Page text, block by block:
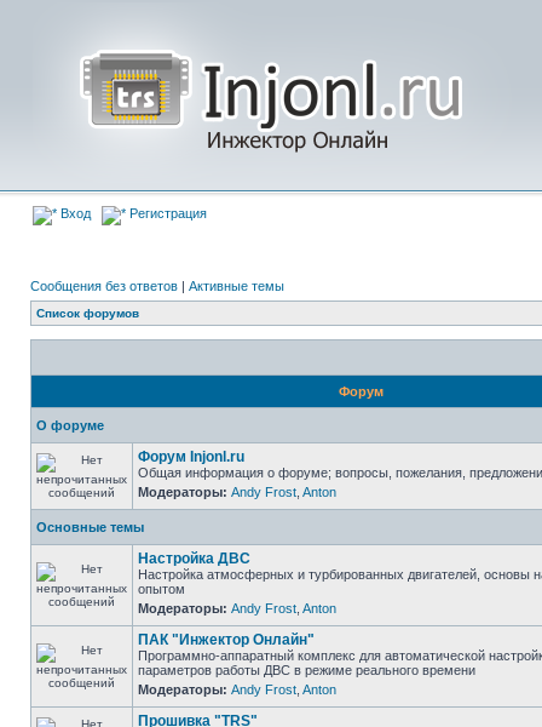
Вход Регистрация
Сообщения без ответов | Активные темы
Список форумов
Форум
О форуме
Форум Injonl.ru
Общая информация о форуме; вопросы, пожелания,
Модераторы: Andy Frost Anton
Основные темы
Настройка ДВС
Настройка атмосферных и турбированных двигателей, основы
опытом
Модераторы: Andy Frost Anton
ПАК "Инжектор Онлайн"
Программно-аппаратный комплекс для автоматической
параметров работы ДВС в режиме реального времени
Модераторы: Andy Frost Anton
Прошивка "TRS"